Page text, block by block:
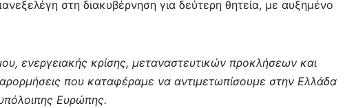
στη διακυβέρνηση για δεύτερη θητεία, με αυξημένο
ενεργειακής κρίσης, μεταναστευτικών προκλήσεων και
που καταφέραμε να αντιμετωπίσουμε στην Ελλάδα
Ευρώπης.